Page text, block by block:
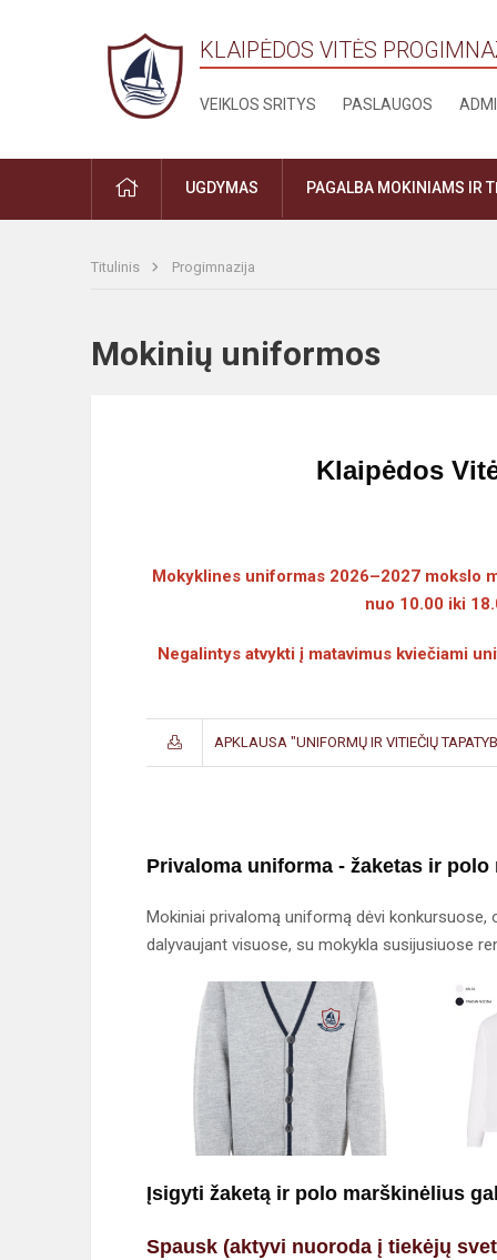
KLAIPĖDOS VITĖS
VEIKLOS SRITYS PASLAUGOS
PRADŽIAUGDYMAS PAGALBA MOKINIAMS IR
Titulinis Progimnazija
Mokinių uniformos
Klaipėdos
Mokyklines uniformas 2026–2027 mokslo
nuo 10.00 iki
Negalintys atvykti į matavimus kviečiami
APKLAUSA "UNIFORMŲ IR VITIEČIŲ
Privaloma uniforma - žaketas ir polo
Mokiniai privalomą uniformą dėvi
dalyvaujant visuose, su mokykla susijusiuose
Įsigyti žaketą ir polo marškinėlius
Spausk (aktyvi nuoroda į tiekėjų